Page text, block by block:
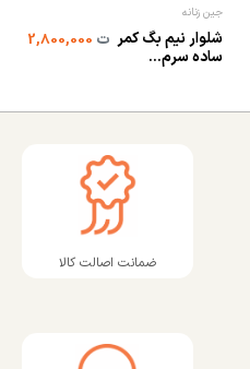
جین زنانه
شلوار نیم بگ کمر
ساده سرم...
ت2,800,000
ضمانت اصالت کالا